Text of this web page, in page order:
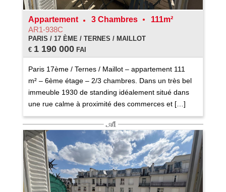
Appartement 3 Chambres
111m²
AR1-938C
PARIS / 17 ÈME / TERNES / MAILLOT
€ 1 190 000FAI
Paris 17ème / Ternes / Maillot – appartement 111
m² – 6ème étage – 2/3 chambres. Dans un très bel
immeuble 1930 de standing idéalement situé dans
une rue calme à proximité des commerces et […]